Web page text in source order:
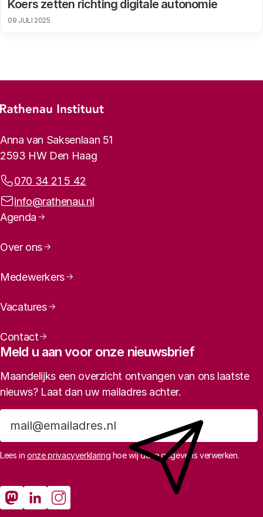
Koers zetten richting digitale autonomie
09 JULI 2025
Footer-menu
Rathenau logo, naar de homepage
Contactinformatie
Anna van Saksenlaan 51
2593 HW Den Haag
Telefoonnummer:
070 34 21 5 42
E-mailadres:
info@rathenau.nl
Paginanavigatie
Agenda
Over ons
Medewerkers
Vacatures
Contact
Meld u aan voor onze nieuwsbrief
Maandelijks een overzicht ontvangen van ons laatste
nieuws? Laat dan uw mailadres achter.
Aanmelden
Lees inonze privacyverklaring hoe wij deze gegevens verwerken.
Sociale media
Rathenau Mastodon
Rathenau LinkedIn
Rathenau Instagram